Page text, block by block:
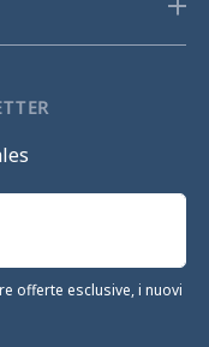
offerte esclusive, i nuovi